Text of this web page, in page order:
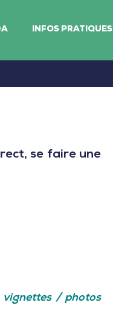
INFOS PRATIQUES
se faire une
vignettes / photos